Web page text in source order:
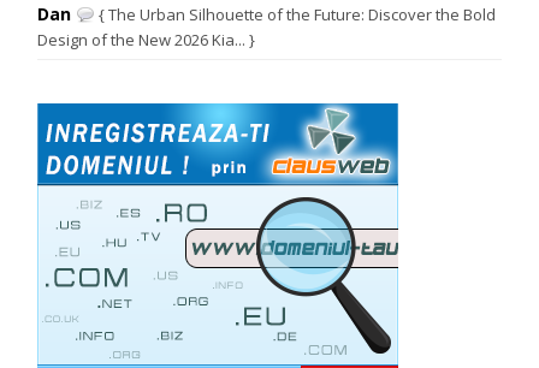
Dan
{ The Urban Silhouette of the Future: Discover the Bold
Design of the New 2026 Kia... }